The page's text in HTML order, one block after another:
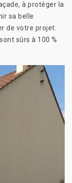
à protéger la
sa belle
de votre projet.
sûrs à 100 %